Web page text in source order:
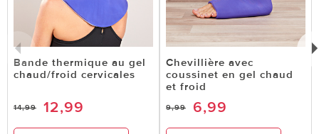
Bande thermique au gel
chaud/froid cervicales
14,99 12,99
Chevillière avec
coussinet en gel chaud
et froid
9,99 6,99